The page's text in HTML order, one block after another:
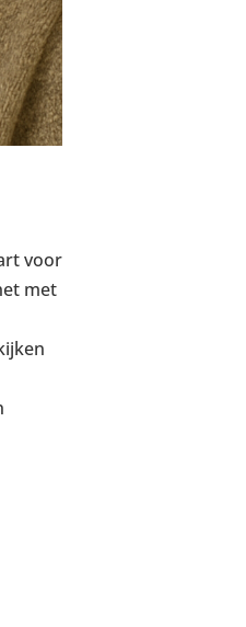
voor
met